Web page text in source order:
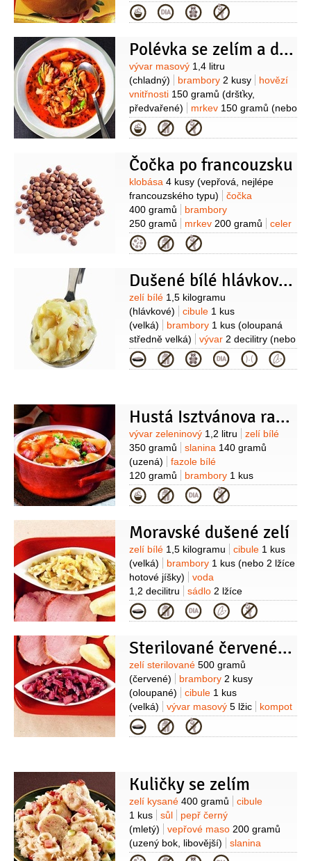
100 gramů
(nebo jiná kořenová
zelenina)
slanina
oloupaná)
cibule 1 kus
smetana
zakysaná
1,25 decilitru
Kategorie
Polévka se zelím a dršťkami
Suroviny
vývar masový 1,4 litru
(chladný)
brambory 2 kusy
hovězí
vnitřnosti 150 gramů (dršťky,
předvařené)
mrkev 150 gramů (nebo
jiná kořenová zelenina)
120 gramů
cibule1 kus
fazole
cherry 4 kusy máslo1 lžíce
Kategorie
Čočka po francouzsku
Suroviny
klobása 4 kusy (vepřová, nejlépe
francouzského typu)
čočka
400 gramů
brambory
250 gramů
mrkev 200 gramů
celer
200 gramů
(nebo 2 stonky
řapíkatého)
slanina anglická
olivový2 lžíce bobkový list2 kusy
(celý)
Kategorie
Dušené bílé hlávkové zelí
Suroviny
zelí bílé 1,5 kilogramu
(hlávkové)
cibule 1 kus
(velká)
brambory 1 kus (oloupaná
středně velká)
vývar 2 decilitry (nebo
voda)
olej 0,7 decilitru
ocet
2 lžíce
mouka pšeničná hladká
Kategorie
Hustá Isztvánova rakeťačka
Suroviny
vývar zeleninový 1,2 litru
zelí bílé
350 gramů
slanina 140 gramů
(uzená)
fazole bílé
120 gramů
brambory 1 kus
(nastrouhaná)
cibule1 kus
1/2lžíce (škvařené)
česnek
Kategorie
Moravské dušené zelí
Suroviny
zelí bílé 1,5 kilogramu cibule 1 kus
(velká)
brambory 1 kus (nebo 2 lžíce
hotové jíšky)
voda
1,2 decilitru
sádlo 2 lžíce
(škvařené)
cukr 2 lžíce
ocet
2 lžíce
kmín1/2lžičky
pepř černý
Kategorie
Sterilované červené zelí s bramborami
Suroviny
zelí sterilované 500 gramů
(červené)
brambory 2 kusy
(oloupané)
cibule 1 kus
(velká)
vývar masový 5 lžic
kompot
brusinkový
3 lžíce
kostičky)
olej1 lžíce
šťáva
Kategorie
Kuličky se zelím
Suroviny
zelí kysané 400 gramů
cibule
1 kus
sůl
pepř černý
(mletý)
vepřové maso 200 gramů
(uzený bok, libovější)
slanina
50 gramů
sádlo 2 lžíce